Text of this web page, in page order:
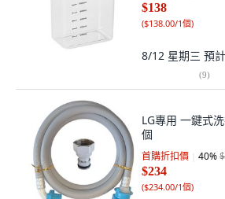
$138
($138.00/1個)
8/12 星期三 預
(9)
LG專用 一鍵式
個
首購折扣價 40%
$234
($234.00/1個)